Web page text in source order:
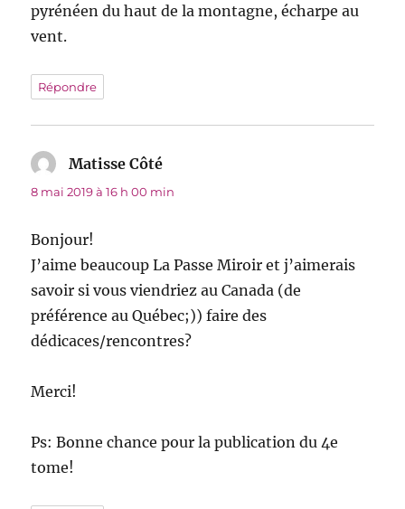
pyrénéen du haut de la montagne, écharpe au
vent.
Répondre
Matisse Côté
8 mai 2019 à 16 h 00 min
Bonjour!
J’aime beaucoup La Passe Miroir et j’aimerais
savoir si vous viendriez au Canada (de
préférence au Québec;)) faire des
dédicaces/rencontres?
Merci!
Ps: Bonne chance pour la publication du 4e
tome!